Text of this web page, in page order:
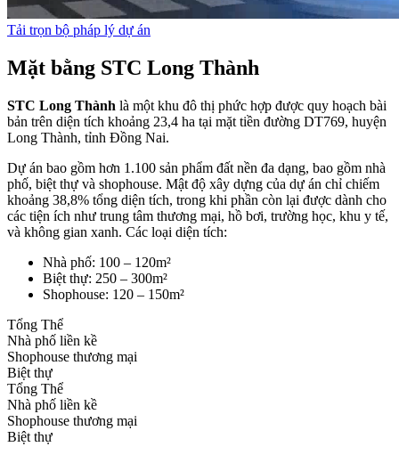
Tải trọn bộ pháp lý dự án
Mặt bằng STC Long Thành
STC Long Thành là một khu đô thị phức hợp được quy hoạch bài
bản trên diện tích khoảng 23,4 ha tại mặt tiền đường DT769, huyện
Long Thành, tỉnh Đồng Nai.
Dự án bao gồm hơn 1.100 sản phẩm đất nền đa dạng, bao gồm nhà
phố, biệt thự và shophouse. Mật độ xây dựng của dự án chỉ chiếm
khoảng 38,8% tổng diện tích, trong khi phần còn lại được dành cho
các tiện ích như trung tâm thương mại, hồ bơi, trường học, khu y tế,
và không gian xanh. Các loại diện tích:
Nhà phố: 100 – 120m²
Biệt thự: 250 – 300m²
Shophouse: 120 – 150m²
Tổng Thể
Nhà phố liền kề
Shophouse thương mại
Biệt thự
Tổng Thể
Nhà phố liền kề
Shophouse thương mại
Biệt thự